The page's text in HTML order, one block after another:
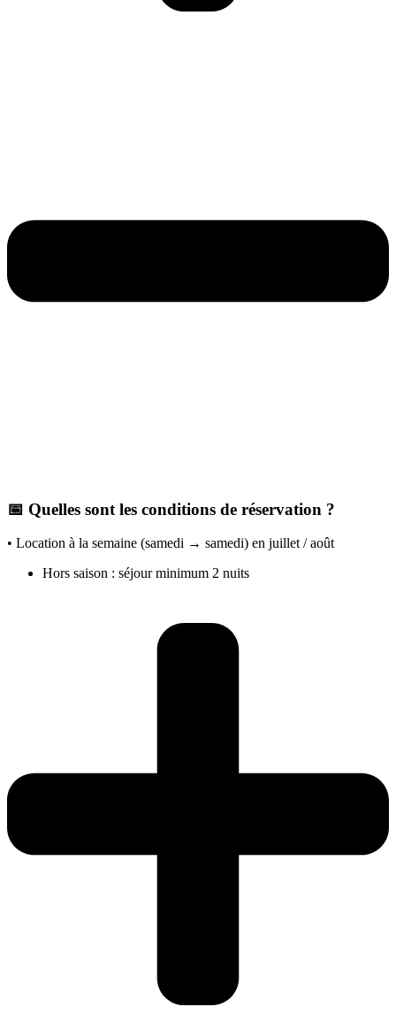
📅 Quelles sont les conditions de réservation ?
• Location à la semaine (samedi → samedi) en juillet / août
Hors saison : séjour minimum 2 nuits